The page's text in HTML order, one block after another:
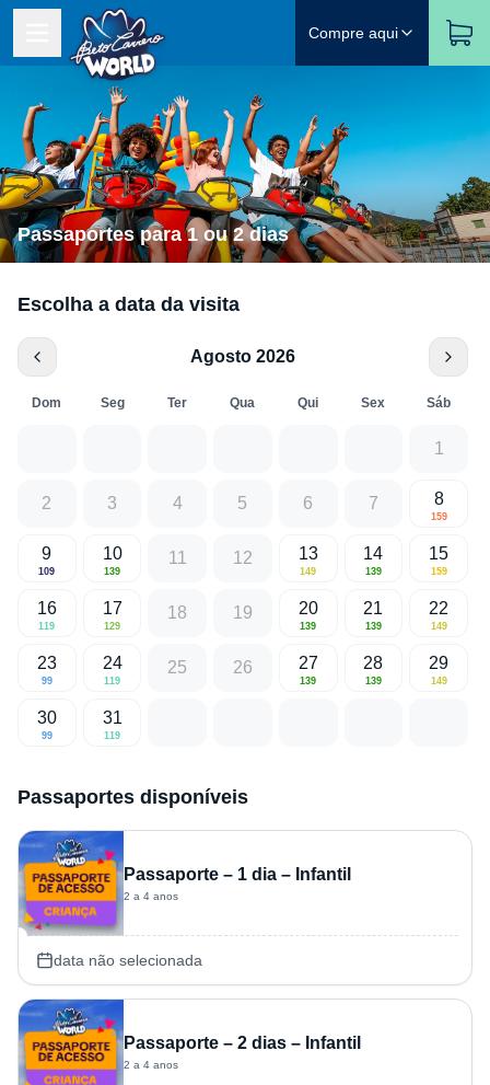
Compre aqui
Passaportes para 1 ou 2 dias
Escolha a data da visita
Agosto 2026
Dom Seg Ter Qua Qui Sex Sáb
1
2 3 4 5 6 7 8
159
9
109
10
139
11 12 13
149
14
139
15
159
16
119
17
129
18 19 20
139
21
139
22
149
23
99
24
119
25 26 27
139
28
139
29
149
30
99
31
119
Passaportes disponíveis
Passaporte – 1 dia – Infantil
2 a 4 anos
data não selecionada
Passaporte – 2 dias – Infantil
2 a 4 anos